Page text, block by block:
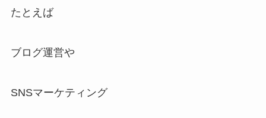
たとえば
ブログ運営や
SNSマーケティング